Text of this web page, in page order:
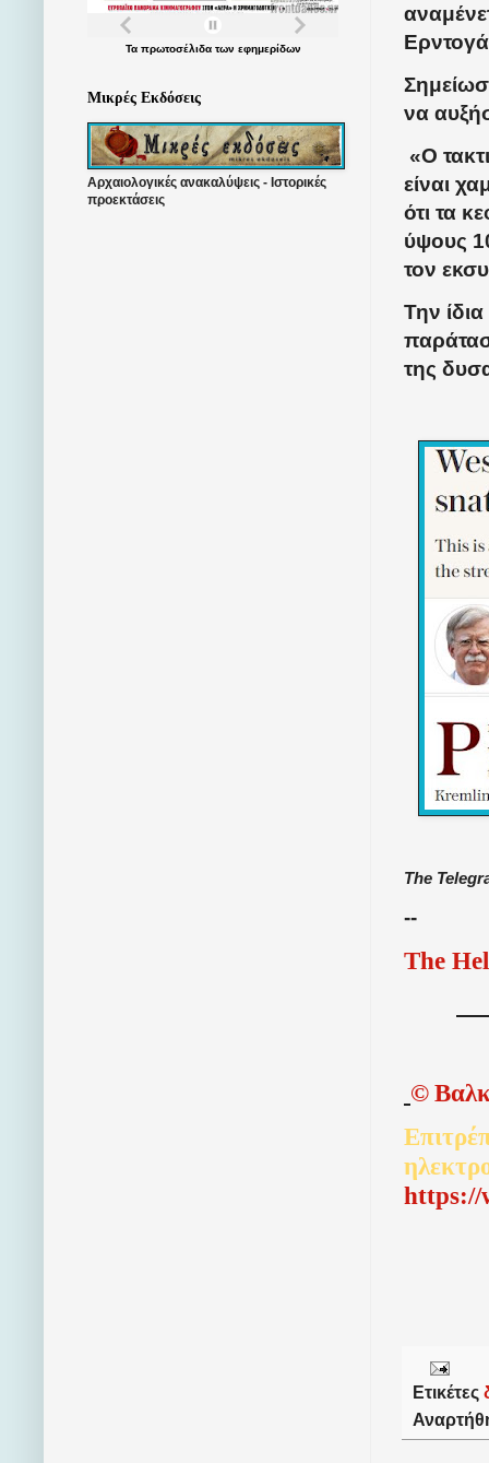
να
«Ο
είναι
ότι τα
ύψους
τον
Την
της
The
--
The
©
https://
Ετικέτες
Τα πρωτοσέλιδατων εφημερίδων
Μικρές Εκδόσεις
Αρχαιολογικές ανακαλύψεις - Ιστορικές
προεκτάσεις